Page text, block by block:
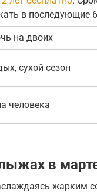
в последующие
на двоих
сухой сезон
человека
в
жарким